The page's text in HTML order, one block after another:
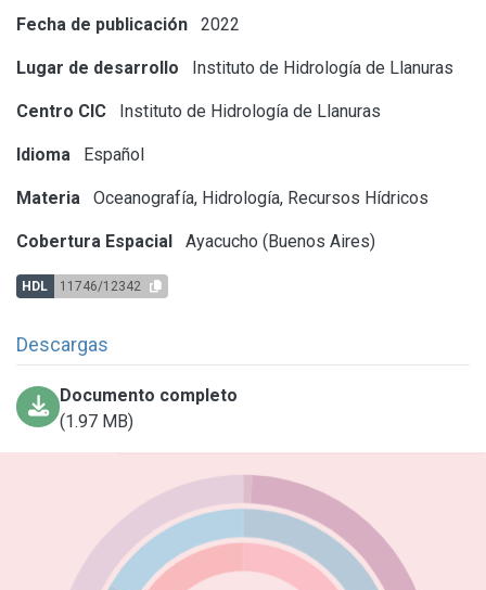
Fecha de publicación 2022
Lugar de desarrollo Instituto de Hidrología de Llanuras
Centro CIC Instituto de Hidrología de Llanuras
Idioma Español
Materia Oceanografía, Hidrología, Recursos Hídricos
Cobertura Espacial Ayacucho (Buenos Aires)
HDL 11746/12342
Descargas
Documento completo
(1.97 MB)